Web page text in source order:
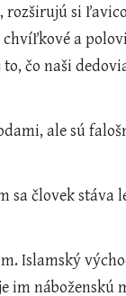
rozširujú si
chvíľkové a
čo naši
sa človek stáva
Islamský
im náboženskú